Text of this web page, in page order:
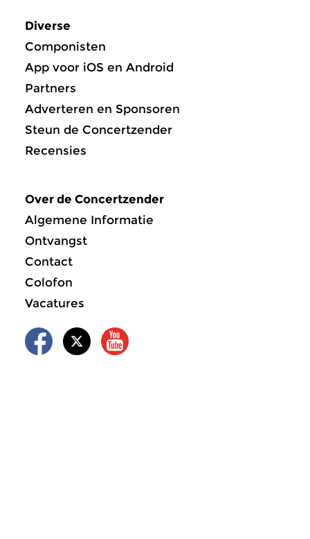
Diverse
Componisten
App voor iOS en Android
Partners
Adverteren en Sponsoren
Steun de Concertzender
Recensies
Over de Concertzender
Algemene Informatie
Ontvangst
Contact
Colofon
Vacatures